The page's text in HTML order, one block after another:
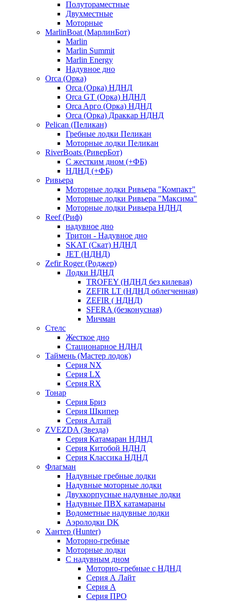
Полутораместные
Двухместные
Моторные
MarlinBoat (МарлинБот)
Marlin
Marlin Summit
Marlin Energy
Надувное дно
Orca (Орка)
Orca (Орка) НДНД
Orca GT (Орка) НДНД
Orca Aрго (Орка) НДНД
Orca (Орка) Драккар НДНД
Pelican (Пеликан)
Гребные лодки Пеликан
Моторные лодки Пеликан
RiverBoats (РиверБот)
С жестким дном (+ФБ)
НДНД (+ФБ)
Ривьера
Моторные лодки Ривьера "Компакт"
Моторные лодки Ривьера "Максима"
Моторные лодки Ривьера НДНД
Reef (Риф)
надувное дно
Тритон - Надувное дно
SKAT (Скат) НДНД
JET (НДНД)
Zefir Roger (Роджер)
Лодки НДНД
TROFEY (НДНД без килевая)
ZEFIR LT (НДНД облегченная)
ZEFIR ( НДНД)
SFERA (безконусная)
Мичман
Стелс
Жесткое дно
Стационарное НДНД
Таймень (Мастер лодок)
Серия NX
Серия LX
Серия RX
Тонар
Серия Бриз
Серия Шкипер
Серия Алтай
ZVEZDA (Звезда)
Серия Катамаран НДНД
Серия Китобой НДНД
Серия Классика НДНД
Флагман
Надувные гребные лодки
Надувные моторные лодки
Двухкорпусные надувные лодки
Надувные ПВХ катамараны
Водометные надувные лодки
Аэролодки DK
Хантер (Hunter)
Моторно-гребные
Моторные лодки
С надувным дном
Моторно-гребные с НДНД
Серия А Лайт
Серия А
Серия ПРО